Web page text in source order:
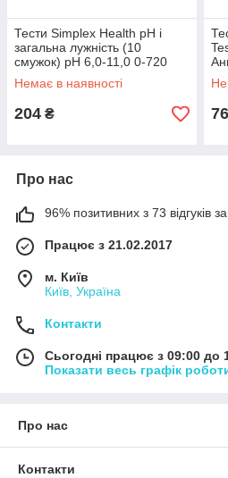
Тести Simplex Health pH і
загальна лужність (10
смужок) pH 6,0-11,0 0-720
ppm США-Великобританія
Немає в наявності
204 ₴
Про нас
96% позитивних з 73 відгуків за
Працює з 21.02.2017
м. Київ
Київ, Україна
Контакти
Сьогодні працює з 09:00 до
Показати весь графік
Про нас
Контакти